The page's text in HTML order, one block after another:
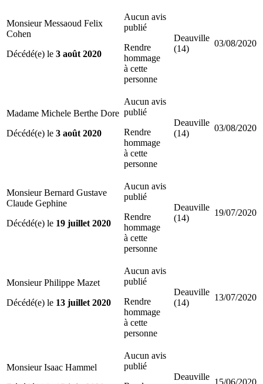
Monsieur Messaoud Felix
Cohen
Décédé(e) le 3 août 2020
Aucun avis
publié
Rendre
hommage
à cette
personne
Deauville
(14)
03/08/2020
Madame Michele Berthe Dore
Décédé(e) le 3 août 2020
Aucun avis
publié
Rendre
hommage
à cette
personne
Deauville
(14)
03/08/2020
Monsieur Bernard Gustave
Claude Gephine
Décédé(e) le 19 juillet 2020
Aucun avis
publié
Rendre
hommage
à cette
personne
Deauville
(14)
19/07/2020
Monsieur Philippe Mazet
Décédé(e) le 13 juillet 2020
Aucun avis
publié
Rendre
hommage
à cette
personne
Deauville
(14)
13/07/2020
Monsieur Isaac Hammel
Aucun avis
publié
Deauville
15/06/2020